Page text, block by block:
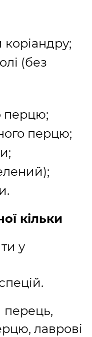
(без
перцю;
перцю;
кільки
у
перець,
лаврові